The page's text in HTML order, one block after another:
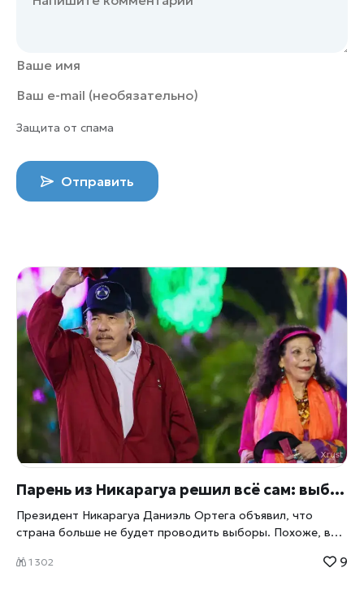
Защита от спама
Отправить
Парень из Никарагуа решил всё сам: выборов больше не будет
Президент Никарагуа Даниэль Ортега объявил, что
страна больше не будет проводить выборы. Похоже, в
предвыборной гонки, отмечает
. Не потому, что она
1 302 9